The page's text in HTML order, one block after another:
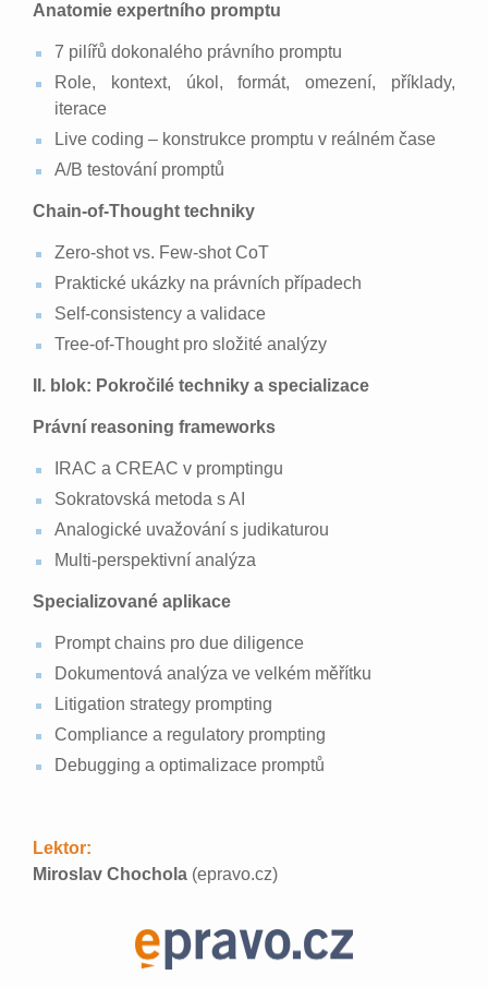
Anatomie expertního promptu
7 pilířů dokonalého právního promptu
Role, kontext, úkol, formát, omezení, příklady,
iterace
Live coding – konstrukce promptu v reálném čase
A/B testování promptů
Chain-of-Thought techniky
Zero-shot vs. Few-shot CoT
Praktické ukázky na právních případech
Self-consistency a validace
Tree-of-Thought pro složité analýzy
II. blok: Pokročilé techniky a specializace
Právní reasoning frameworks
IRAC a CREAC v promptingu
Sokratovská metoda s AI
Analogické uvažování s judikaturou
Multi-perspektivní analýza
Specializované aplikace
Prompt chains pro due diligence
Dokumentová analýza ve velkém měřítku
Litigation strategy prompting
Compliance a regulatory prompting
Debugging a optimalizace promptů
Lektor:
Miroslav Chochola (epravo.cz)